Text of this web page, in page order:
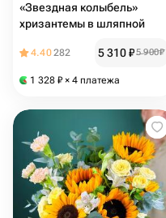
«Звездная колыбель»
хризантемы в шляпной
4.40282 5 310₽5 900₽
1 328 ₽ × 4 платежа